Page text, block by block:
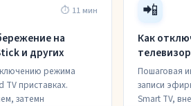
⏱ 11 мин
на
и других
режима
TV приставках.
затемн
📲
Как
Пошаговая
записи
Smart TV,